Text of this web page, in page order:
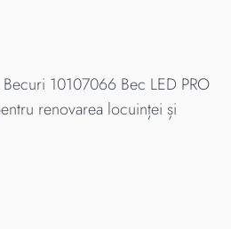
10107066 Bec LED PRO
renovarea locuinței și